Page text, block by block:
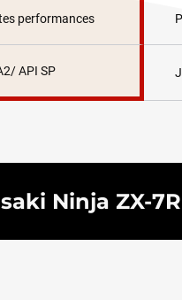
performances
API SP
Ninja ZX-